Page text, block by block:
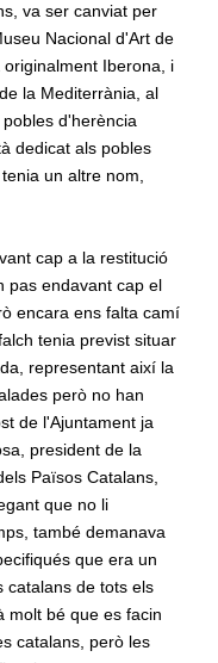
va ser canviat per
Nacional d'Art de
Iberona, i
la Mediterrània, al
d'herència
dedicat als pobles
un altre nom,
cap a la restitució
pas endavant cap el
encara ens falta camí
tenia previst situar
representant així la
però no han
de l'Ajuntament ja
president de la
Països Catalans,
que no li
també demanava
que era un
catalans de tots els
molt bé que es facin
catalans, però les